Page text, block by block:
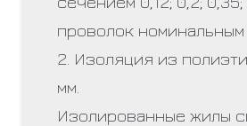
проволок номинальным
2. Изоляция из
мм.
Изолированные жилы